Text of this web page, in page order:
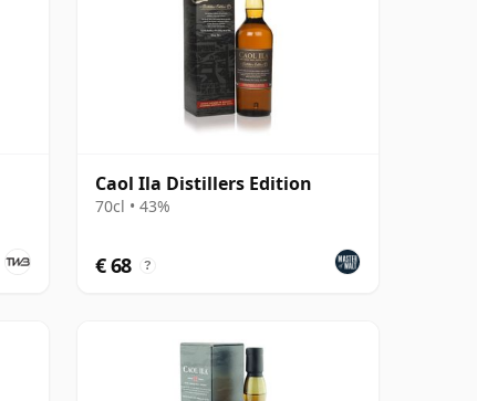
Caol Ila Distillers Edition
70cl • 43%
€ 68 ?